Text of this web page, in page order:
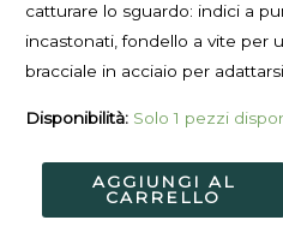
catturare lo sguardo: indici a
incastonati, fondello a vite per
bracciale in acciaio per
Disponibilità: Solo 1 pezzi
AGGIUNGI AL
CARRELLO